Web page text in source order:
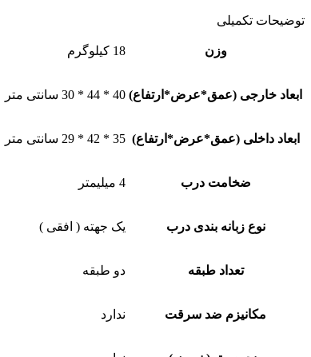
توضیحات تکمیلی
وزن 18 کیلوگرم
ابعاد خارجی (عمق*عرض*ارتفاع) 40 * 44 * 30 سانتی متر
ابعاد داخلی (عمق*عرض*ارتفاع) 35 * 42 * 29 سانتی متر
ضخامت درب 4 میلیمتر
نوع زبانه بندی درب یک جهته ( افقی )
تعداد طبقه دو طبقه
مکانیزم ضد سرقت ندارد